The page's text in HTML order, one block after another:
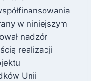
w niniejszym
nadzór
realizacji
Unii